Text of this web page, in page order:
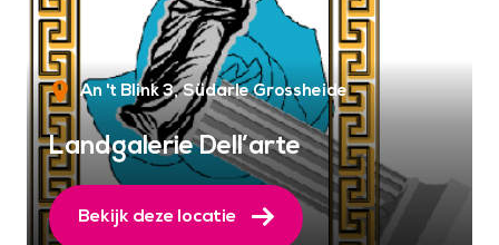
An 't Blink 3 Südarle Grossheide
Landgalerie Dell’arte
Bekijk deze locatie